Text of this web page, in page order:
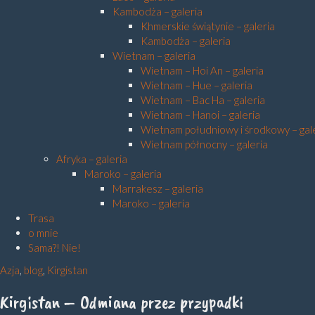
Kambodża – galeria
Khmerskie świątynie – galeria
Kambodża – galeria
Wietnam – galeria
Wietnam – Hoi An – galeria
Wietnam – Hue – galeria
Wietnam – Bac Ha – galeria
Wietnam – Hanoi – galeria
Wietnam południowy i środkowy –
Wietnam północny – galeria
Afryka – galeria
Maroko – galeria
Marrakesz – galeria
Maroko – galeria
Trasa
o mnie
Sama?! Nie!
Azja blog Kirgistan
Kirgistan – Odmiana przez przypadki